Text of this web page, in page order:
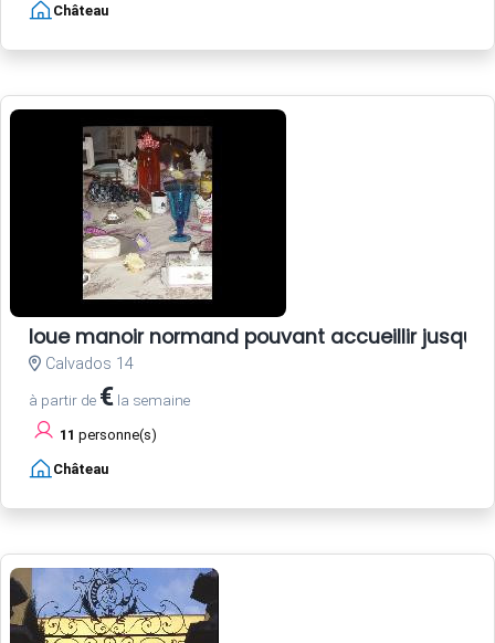
Château
loue manoir normand pouvant accueillir
Calvados 14
à partir de € la semaine
11 personne(s)
Château